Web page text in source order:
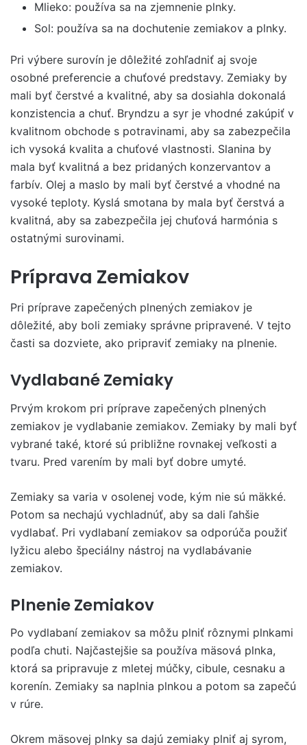
Mlieko: používa sa na zjemnenie plnky.
Sol: používa sa na dochutenie zemiakov a plnky.
Pri výbere surovín je dôležité zohľadniť aj svoje
osobné preferencie a chuťové predstavy. Zemiaky by
mali byť čerstvé a kvalitné, aby sa dosiahla dokonalá
konzistencia a chuť. Bryndzu a syr je vhodné zakúpiť v
kvalitnom obchode s potravinami, aby sa zabezpečila
ich vysoká kvalita a chuťové vlastnosti. Slanina by
mala byť kvalitná a bez pridaných konzervantov a
farbív. Olej a maslo by mali byť čerstvé a vhodné na
vysoké teploty. Kyslá smotana by mala byť čerstvá a
kvalitná, aby sa zabezpečila jej chuťová harmónia s
ostatnými surovinami.
Príprava Zemiakov
Pri príprave zapečených plnených zemiakov je
dôležité, aby boli zemiaky správne pripravené. V tejto
časti sa dozviete, ako pripraviť zemiaky na plnenie.
Vydlabané Zemiaky
Prvým krokom pri príprave zapečených plnených
zemiakov je vydlabanie zemiakov. Zemiaky by mali byť
vybrané také, ktoré sú približne rovnakej veľkosti a
tvaru. Pred varením by mali byť dobre umyté.
Zemiaky sa varia v osolenej vode, kým nie sú mäkké.
Potom sa nechajú vychladnúť, aby sa dali ľahšie
vydlabať. Pri vydlabaní zemiakov sa odporúča použiť
lyžicu alebo špeciálny nástroj na vydlabávanie
zemiakov.
Plnenie Zemiakov
Po vydlabaní zemiakov sa môžu plniť rôznymi plnkami
podľa chuti. Najčastejšie sa používa mäsová plnka,
ktorá sa pripravuje z mletej múčky, cibule, cesnaku a
korenín. Zemiaky sa naplnia plnkou a potom sa zapečú
v rúre.
Okrem mäsovej plnky sa dajú zemiaky plniť aj syrom,